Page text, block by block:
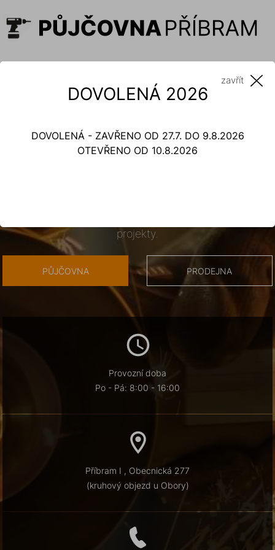
projekty.
PŮJČOVNA PRODEJNA
Provozní doba
Po - Pá: 8:00 - 16:00
Příbram I , Obecnická 277
(kruhový objezd u Obory)
zavřít
DOVOLENÁ 2026
DOVOLENÁ - ZAVŘENO OD 27.7. DO 9.8.2026
OTEVŘENO OD 10.8.2026